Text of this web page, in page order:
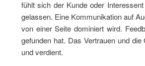
fühlt sich der Kunde oder
gelassen. Eine Kommunikation auf
von einer Seite dominiert wird.
gefunden hat. Das Vertrauen und
und verdient.